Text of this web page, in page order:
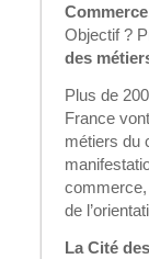
Objectif ?
des
Plus de
France
métiers du
de
La Cité